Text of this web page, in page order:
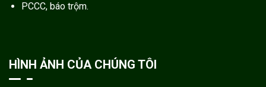
PCCC, báo trộm.
HÌNH ẢNH CỦA CHÚNG TÔI